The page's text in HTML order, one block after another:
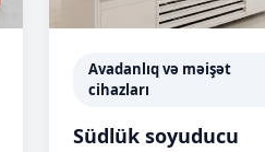
Avadanlıq və məişət
cihazları
Südlük soyuducu